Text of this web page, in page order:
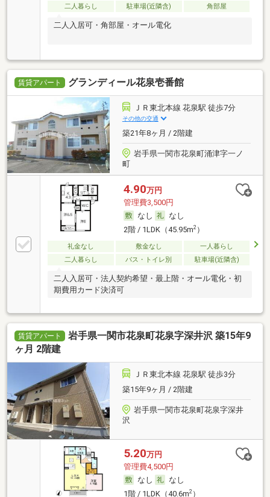
二人暮らし
駐車場(近隣含) 角部屋
二人入居可・角部屋・オール電化
賃貸アパート グランディール花泉壱番館
ＪＲ東北本線 花泉駅 徒歩7分
その他の交通
築21年8ヶ月 / 2階建
岩手県一関市花泉町涌津字一ノ
町
4.90万円
管理費3,500円
なし
なし
2階 / 1LDK（45.95m2）
礼金なし 敷金なし
一人暮らし
二人暮らし
バス・トイレ別 駐車場(近隣含)
二人入居可・法人契約希望・最上階・オール電化・初
期費用カード決済可
賃貸アパート
岩手県一関市花泉町花泉字深井沢 築15年9
ヶ月 2階建
ＪＲ東北本線 花泉駅 徒歩3分
築15年9ヶ月 / 2階建
岩手県一関市花泉町花泉字深井
沢
5.20万円
管理費4,500円
なし
なし
1階 / 1LDK（40.6m2）